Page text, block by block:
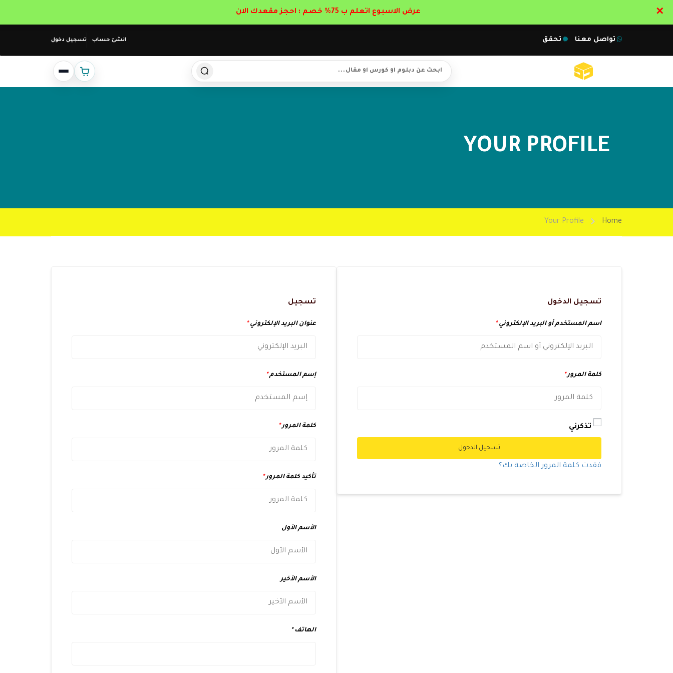
انشئ حساب تسجيل دخول تواصل معنا تحقق
YOUR PROFILE
Home
Your Profile
تسجيل الدخول
اسم المستخدم أو البريد الإلكتروني*
كلمة المرور*
تذكرني
تسجيل الدخول
فقدت كلمة المرور الخاصة بك؟
تسجيل
عنوان البريد الإلكتروني*
إسم المستخدم*
كلمة المرور*
تأكيد كلمة المرور*
الأسم الأول
الأسم الأخير
الهاتف
عرض الاسبوع اتعلم ب 75% خصم : احجز مقعدك الان ✕